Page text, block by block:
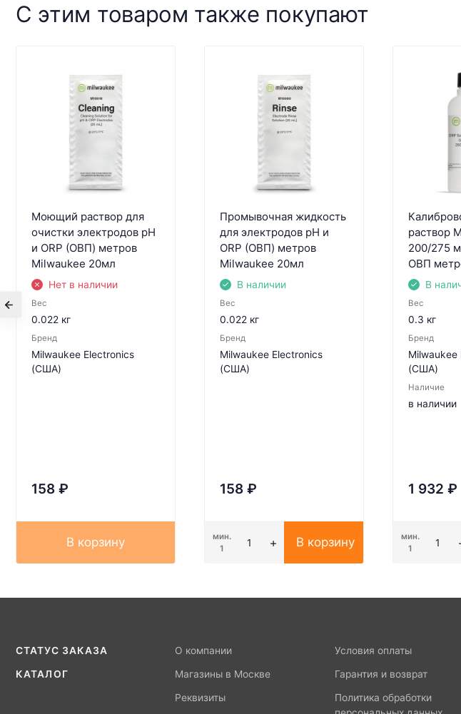
С этим товаром также покупают
Моющий раствор для
очистки электродов pH
и ORP (ОВП) метров
Milwaukee 20мл
Нет в наличии
Вес
0.022 кг
Бренд
Milwaukee Electronics
(США)
158 ₽
В корзину
Промывочная жидкость
для электродов pH и
ORP (ОВП) метров
Milwaukee 20мл
В наличии
Вес
0.022 кг
Бренд
Milwaukee Electronics
(США)
158 ₽
мин.
1
В корзину
раствор
200/275
ОВП
В
Вес
0.3 кг
Бренд
Milwaukee
(США)
Наличие
в наличии
1 932 ₽
мин.
1
СТАТУС ЗАКАЗА
КАТАЛОГ
О компании
Магазины в Москве
Реквизиты
Условия оплаты
Гарантия и возврат
Политика обработки